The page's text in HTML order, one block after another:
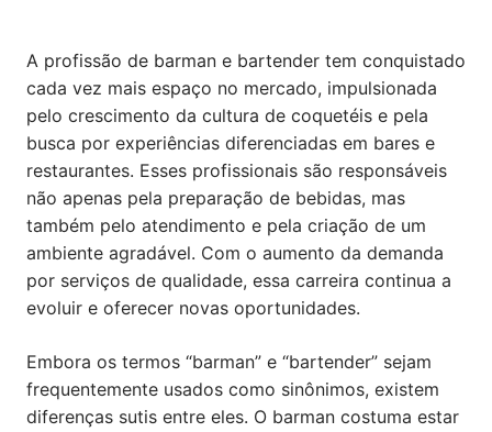
A profissão de barman e bartender tem conquistado
cada vez mais espaço no mercado, impulsionada
pelo crescimento da cultura de coquetéis e pela
busca por experiências diferenciadas em bares e
restaurantes. Esses profissionais são responsáveis
não apenas pela preparação de bebidas, mas
também pelo atendimento e pela criação de um
ambiente agradável. Com o aumento da demanda
por serviços de qualidade, essa carreira continua a
evoluir e oferecer novas oportunidades.
Embora os termos “barman” e “bartender” sejam
frequentemente usados como sinônimos, existem
diferenças sutis entre eles. O barman costuma estar